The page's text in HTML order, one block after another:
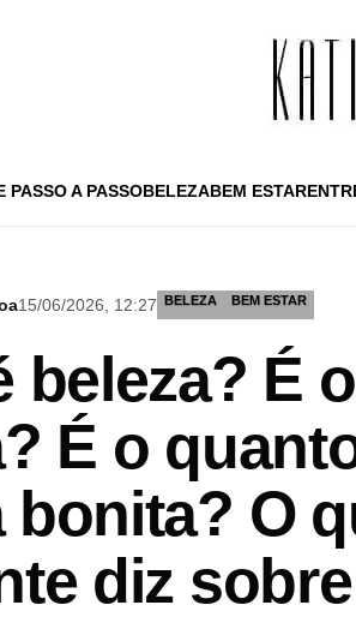
PASSO A PASSOBELEZABEM ESTAR
15/06/2026, 12:27 BELEZA BEM ESTAR
beleza? É
É o
bonita? O
diz